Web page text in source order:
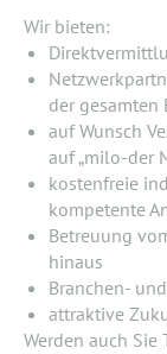
Wir bieten:
der gesamten
auf Wunsch
auf „milo-der
kostenfreie
kompetente
Betreuung
hinaus
Branchen-
attraktive
Werden auch